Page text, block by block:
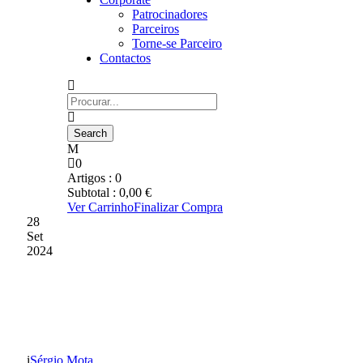
Patrocinadores
Parceiros
Torne-se Parceiro
Contactos
0
Artigos : 0
Subtotal : 0,00 €
Ver CarrinhoFinalizar Compra
28
Set
2024
Sérgio Mota